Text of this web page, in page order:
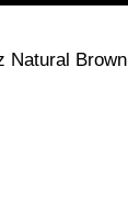
Natural Brown